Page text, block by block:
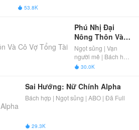
 53.8K
Phú Nhị Đại
Nông Thôn Và
Cô Vợ Tổng Tài
Ngọt sủng | Vạn
người mê | Bách hợp
| Tổng tài | Bá đạo
hài hước | Đã Full
 30.0K
Sai Hướng: Nữ Chính Alpha
Bách hợp | Ngọt sủng | ABO | Đã Full
 29.3K